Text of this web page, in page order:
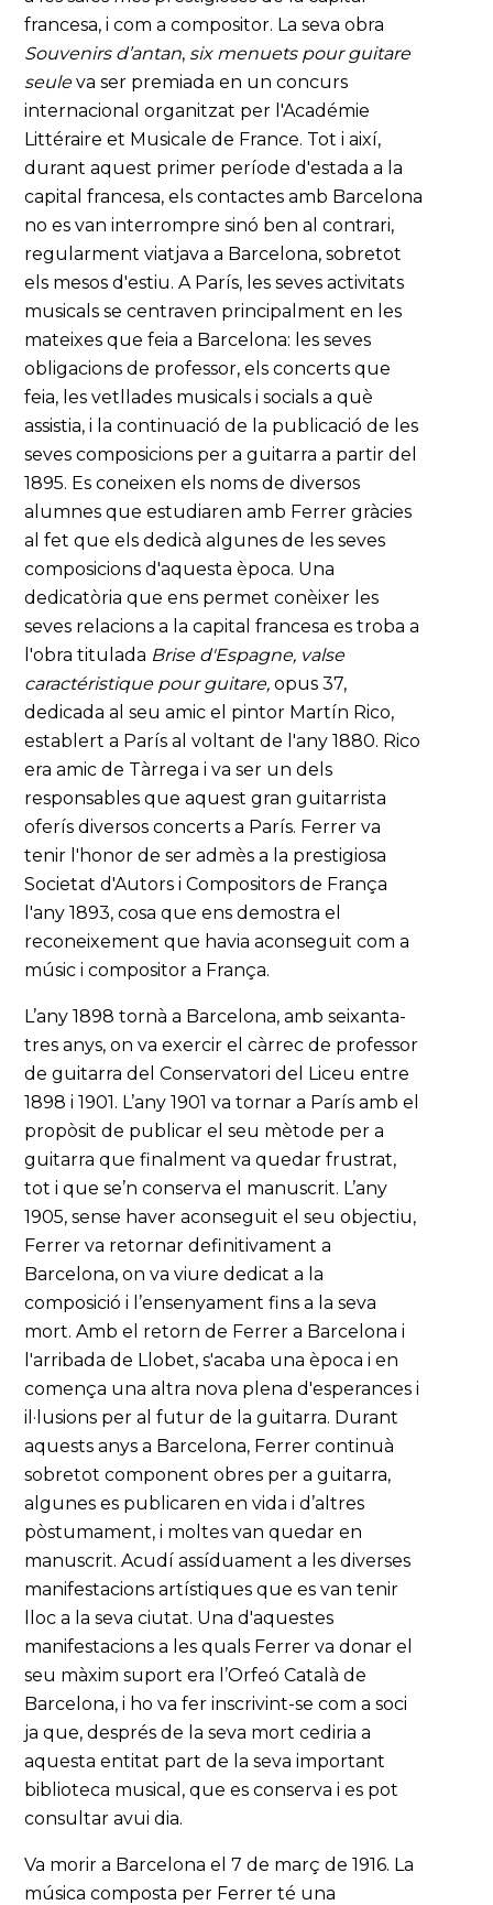
francesa, i com a compositor. La seva obra
Souvenirs d’antan, six menuets pour guitare
seuleva ser premiada en un concurs
internacional organitzat per l'Académie
Littéraire et Musicale de France. Tot i així,
durant aquest primer període d'estada a la
capital francesa, els contactes amb Barcelona
no es van interrompre sinó ben al contrari,
regularment viatjava a Barcelona, sobretot
els mesos d'estiu. A París, les seves activitats
musicals se centraven principalment en les
mateixes que feia a Barcelona: les seves
obligacions de professor, els concerts que
feia, les vetllades musicals i socials a què
assistia, i la continuació de la publicació de les
seves composicions per a guitarra a partir del
1895. Es coneixen els noms de diversos
alumnes que estudiaren amb Ferrer gràcies
al fet que els dedicà algunes de les seves
composicions d'aquesta època. Una
dedicatòria que ens permet conèixer les
seves relacions a la capital francesa es troba a
l'obra titulada Brise d'Espagne, valse
caractéristique pour guitare,opus 37,
dedicada al seu amic el pintor Martín Rico,
establert a París al voltant de l'any 1880. Rico
era amic de Tàrrega i va ser un dels
responsables que aquest gran guitarrista
oferís diversos concerts a París. Ferrer va
tenir l'honor de ser admès a la prestigiosa
Societat d'Autors i Compositors de França
l'any 1893, cosa que ens demostra el
reconeixement que havia aconseguit com a
músic i compositor a França.
L’any 1898 tornà a Barcelona, amb seixanta-
tres anys, on va exercir el càrrec de professor
de guitarra del Conservatori del Liceu entre
1898 i 1901. L’any 1901 va tornar a París amb el
propòsit de publicar el seu mètode per a
guitarra que finalment va quedar frustrat,
tot i que se’n conserva el manuscrit. L’any
1905, sense haver aconseguit el seu objectiu,
Ferrer va retornar definitivament a
Barcelona, on va viure dedicat a la
composició i l’ensenyament fins a la seva
mort. Amb el retorn de Ferrer a Barcelona i
l'arribada de Llobet, s'acaba una època i en
comença una altra nova plena d'esperances i
il·lusions per al futur de la guitarra. Durant
aquests anys a Barcelona, Ferrer continuà
sobretot component obres per a guitarra,
algunes es publicaren en vida i d’altres
pòstumament, i moltes van quedar en
manuscrit. Acudí assíduament a les diverses
manifestacions artístiques que es van tenir
lloc a la seva ciutat. Una d'aquestes
manifestacions a les quals Ferrer va donar el
seu màxim suport era l’Orfeó Català de
Barcelona, i ho va fer inscrivint-se com a soci
ja que, després de la seva mort cediria a
aquesta entitat part de la seva important
biblioteca musical, que es conserva i es pot
consultar avui dia.
Va morir a Barcelona el 7 de març de 1916. La
música composta per Ferrer té una